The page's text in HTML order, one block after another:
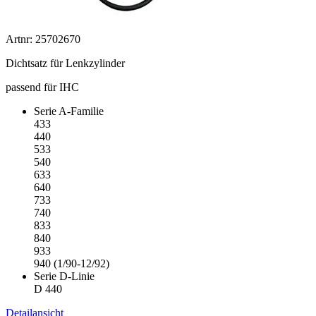
Artnr: 25702670
Dichtsatz für Lenkzylinder
passend für IHC
Serie A-Familie
433
440
533
540
633
640
733
740
833
840
933
940 (1/90-12/92)
Serie D-Linie
D 440
Detailansicht